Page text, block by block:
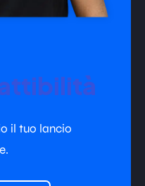
il tuo lancio